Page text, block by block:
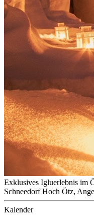
Exklusives Igluerlebnis im
Schneedorf Hoch Ötz,
Kalender